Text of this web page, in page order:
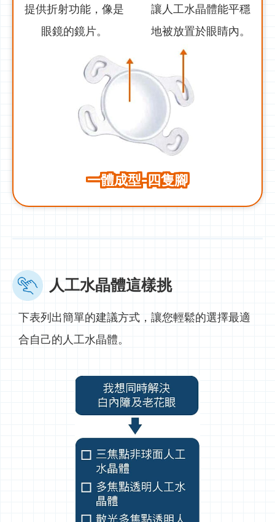
讓人工水晶體能平穩
地被放置於眼睛內。
提供折射功能，像是
眼鏡的鏡片。
一體成型-四隻腳
人工水晶體這樣挑
下表列出簡單的建議方式，讓您輕鬆的選擇最適
合自己的人工水晶體。